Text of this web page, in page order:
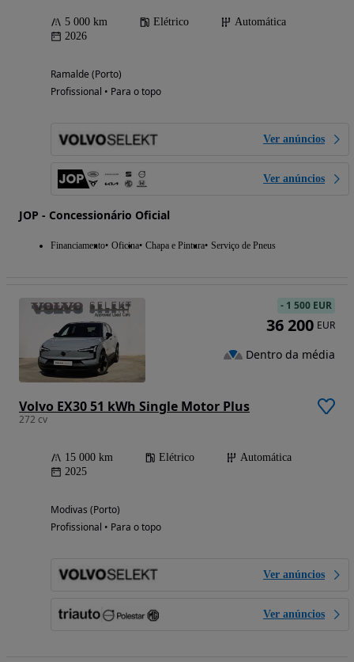
5 000 km Elétrico
Automática
2026
Ramalde (Porto)
Profissional • Para o topo
Ver anúncios
Ver anúncios
JOP - Concessionário Oficial
Financiamento Oficina Chapa e Pintura Serviço de Pneus
Volvo EX30 51 kWh Single Motor Plus
272 cv
15 000 km Elétrico
Automática
2025
Modivas (Porto)
Profissional • Para o topo
Ver anúncios
Ver anúncios
- 1 500 EUR
36 200 EUR
Dentro da média